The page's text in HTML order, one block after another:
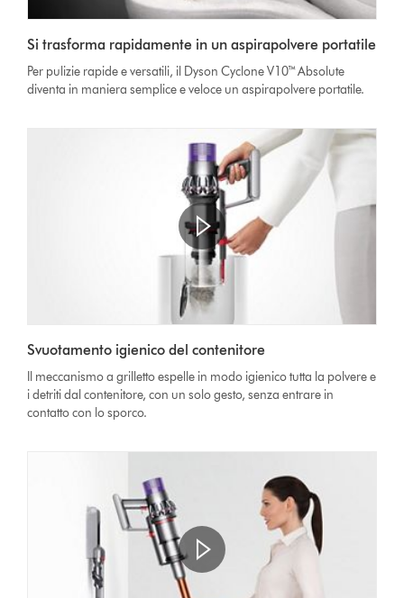
Transcript
Si trasforma rapidamente in un aspirapolvere portatile
Per pulizie rapide e versatili, il Dyson Cyclone V10™ Absolute
diventa in maniera semplice e veloce un aspirapolvere portatile.
Transcript
Svuotamento igienico del contenitore
Il meccanismo a grilletto espelle in modo igienico tutta la polvere e
i detriti dal contenitore, con un solo gesto, senza entrare in
contatto con lo sporco.